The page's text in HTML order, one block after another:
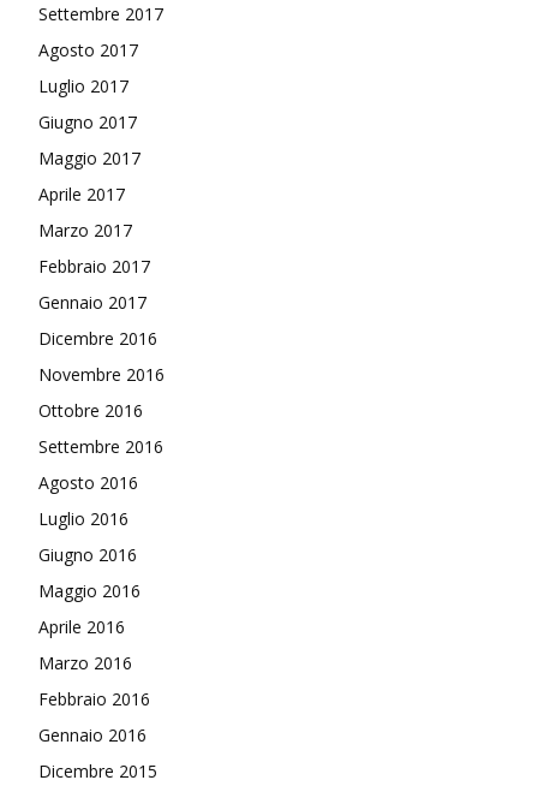
Settembre 2017
Agosto 2017
Luglio 2017
Giugno 2017
Maggio 2017
Aprile 2017
Marzo 2017
Febbraio 2017
Gennaio 2017
Dicembre 2016
Novembre 2016
Ottobre 2016
Settembre 2016
Agosto 2016
Luglio 2016
Giugno 2016
Maggio 2016
Aprile 2016
Marzo 2016
Febbraio 2016
Gennaio 2016
Dicembre 2015